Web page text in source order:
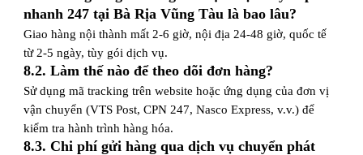
nhanh 247 tại Bà Rịa Vũng Tàu là bao lâu?
Giao hàng nội thành mất 2-6 giờ, nội địa 24-48 giờ, quốc tế
từ 2-5 ngày, tùy gói dịch vụ.
8.2. Làm thế nào để theo dõi đơn hàng?
Sử dụng mã tracking trên website hoặc ứng dụng của đơn vị
vận chuyển (VTS Post, CPN 247, Nasco Express, v.v.) để
kiểm tra hành trình hàng hóa.
8.3. Chi phí gửi hàng qua dịch vụ chuyển phát